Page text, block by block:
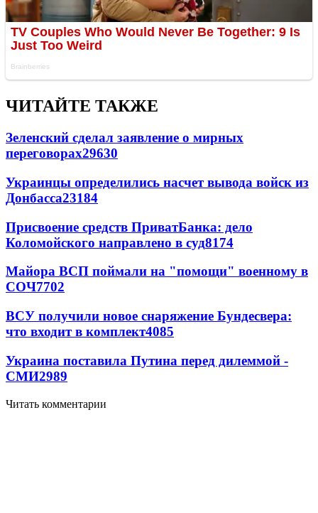
ЧИТАЙТЕ ТАКЖЕ
Зеленский сделал заявление о мирных
переговорах29630
Украинцы определились насчет вывода войск из
Донбасса23184
Присвоение средств ПриватБанка: дело
Коломойского направлено в суд8174
Майора ВСП поймали на "помощи" военному в
СОЧ7702
ВСУ получили новое снаряжение Бундесвера:
что входит в комплект4085
Украина поставила Путина перед дилеммой -
СМИ2989
Читать комментарии